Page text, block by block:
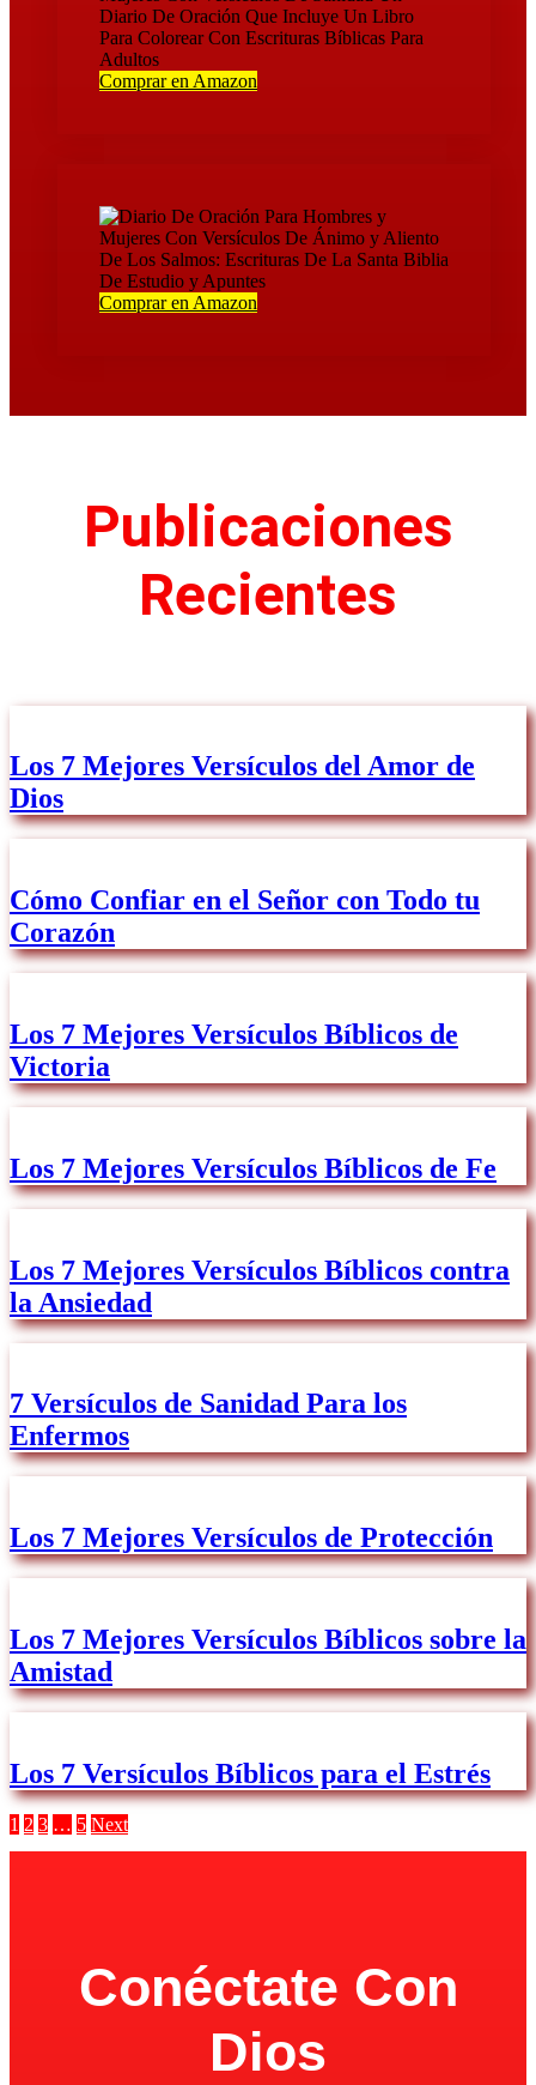
Comprar en Amazon
Comprar en Amazon
Publicaciones
Recientes
Los 7 Mejores Versículos del Amor de
Dios
Cómo Confiar en el Señor con Todo tu
Corazón
Los 7 Mejores Versículos Bíblicos de
Victoria
Los 7 Mejores Versículos Bíblicos de Fe
Los 7 Mejores Versículos Bíblicos contra
la Ansiedad
7 Versículos de Sanidad Para los
Enfermos
Los 7 Mejores Versículos de Protección
Los 7 Mejores Versículos Bíblicos sobre la
Amistad
Los 7 Versículos Bíblicos para el Estrés
1 2 3 … 5 Next
Conéctate Con
Dios